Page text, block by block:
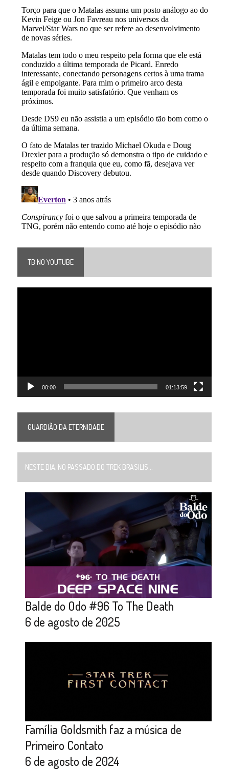
TB NO YOUTUBE
00:00 01:13:59
GUARDIÃO DA ETERNIDADE
NESTE DIA, NO PASSADO DO TREK BRASILIS...
Balde do Odo #96 To The Death
6 de agosto de 2025
Família Goldsmith faz a música de
Primeiro Contato
6 de agosto de 2024